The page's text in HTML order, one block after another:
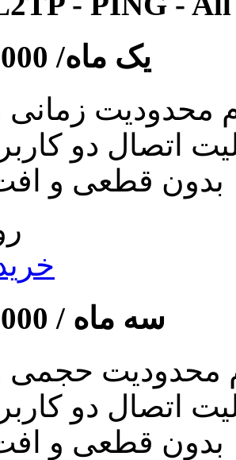
یک ماه/
محدودیت
اتصال دو
بدون قطعی و
3
سه ماه /
محدودیت
اتصال دو
بدون قطعی و